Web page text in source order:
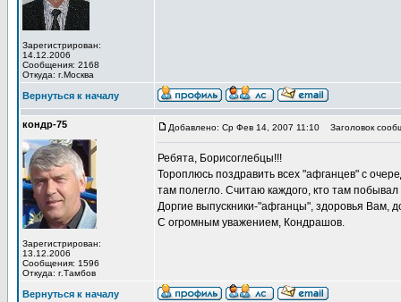
Зарегистрирован:
14.12.2006
Сообщения: 2168
Откуда: г.Москва
Вернуться к началу
кондр-75
Зарегистрирован:
13.12.2006
Сообщения: 1596
Откуда: г.Тамбов
Добавлено: Ср Фев 14, 2007 11:10 Заголовок
Ребята, Борисоглебцы!!!
Тороплюсь поздравить всех "афганцев" с
там полегло. Считаю каждого, кто там
Доргие выпускники-"афганцы", здоровья Вам,
С огромным уважением, Кондрашов.
Вернуться к началу